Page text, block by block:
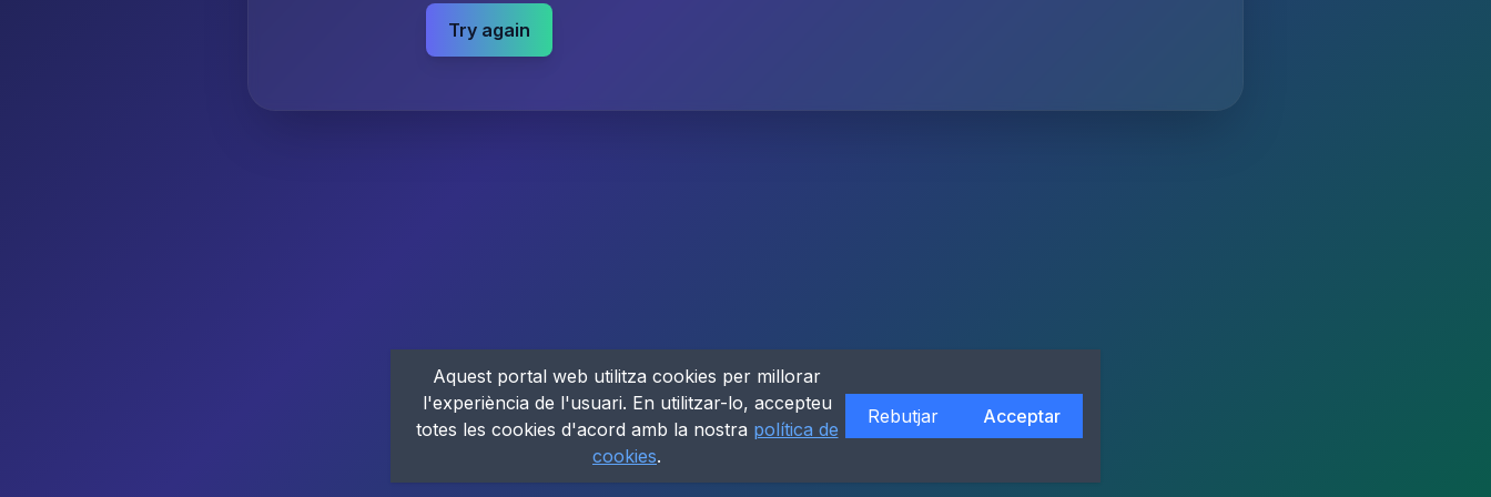
Try again
Aquest portal web utilitza cookies per millorar
l'experiència de l'usuari. En utilitzar-lo, accepteu
totes les cookies d'acord amb la nostra política de
cookies.
Rebutjar Acceptar